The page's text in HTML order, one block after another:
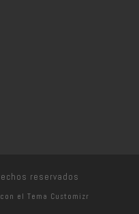
reservados
el Tema Customizr